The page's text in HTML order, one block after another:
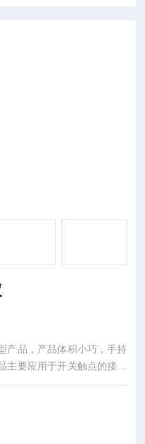
产品，产品体积小巧，手持
要应用于开关触点的接触
度快、准确度高。 恒流输出
即可充满，一次充电可至少